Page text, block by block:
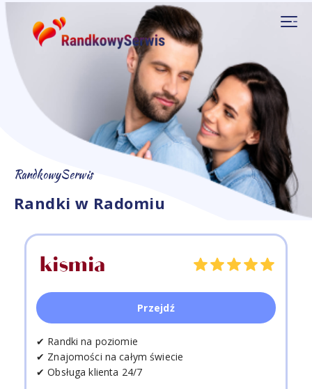
RandkowySerwis
Randki w Radomiu
Przejdź
✔ Randki na poziomie
✔ Znajomości na całym świecie
✔ Obsługa klienta 24/7